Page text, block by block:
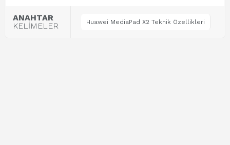
ANAHTAR
KELİMELER
Huawei MediaPad X2 Teknik Özellikleri